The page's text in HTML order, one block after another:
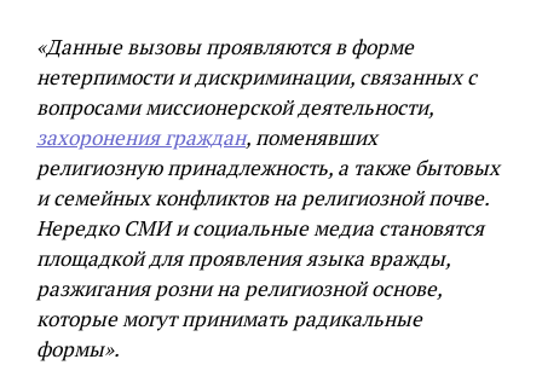
«Данные вызовы проявляются в форме
нетерпимости и дискриминации, связанных с
вопросами миссионерской деятельности,
захоронения граждан, поменявших
религиозную принадлежность, а также бытовых
и семейных конфликтов на религиозной почве.
Нередко СМИ и социальные медиа становятся
площадкой для проявления языка вражды,
разжигания розни на религиозной основе,
которые могут принимать радикальные
формы».